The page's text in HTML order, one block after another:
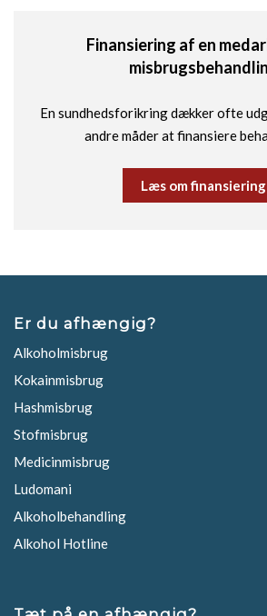
Finansiering af en
En sundhedsforikring dækker ofte
andre måder at finansiere
Læs om finansiering
Er du afhængig?
Alkoholmisbrug
Kokainmisbrug
Hashmisbrug
Stofmisbrug
Medicinmisbrug
Ludomani
Alkoholbehandling
Alkohol Hotline